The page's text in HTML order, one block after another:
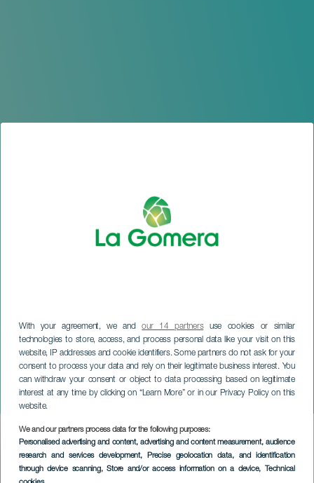
With your agreement, we andour 14 partnersuse cookies or similar
technologies to store, access, and process personal data like your visit on this
website, IP addresses and cookie identifiers. Some partners do not ask for your
consent to process your data and rely on their legitimate business interest. You
can withdraw your consent or object to data processing based on legitimate
interest at any time by clicking on “Learn More” or in our Privacy Policy on this
website.
We and our partners process data for the following purposes:
Personalised advertising and content, advertising and content measurement, audience
research and services development, Precise geolocation data, and identification
through device scanning, Store and/or access information on a device, Technical
Chinyero-konferensen
LA GOMERA
Imagen
Listado